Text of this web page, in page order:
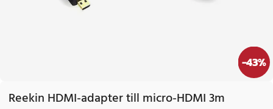
-43%
Reekin HDMI-adapter till micro-HDMI 3m